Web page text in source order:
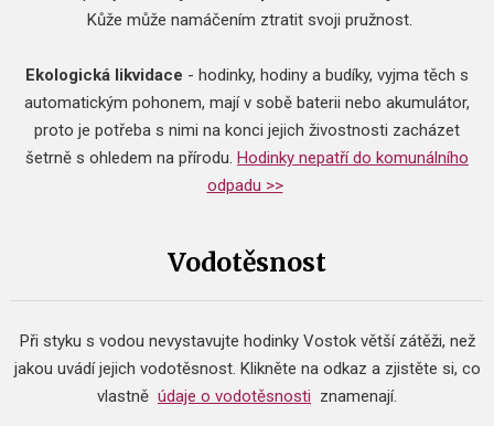
Kůže může namáčením ztratit svoji pružnost.
Ekologická likvidace - hodinky, hodiny a budíky, vyjma těch s
automatickým pohonem, mají v sobě baterii nebo akumulátor,
proto je potřeba s nimi na konci jejich živostnosti zacházet
šetrně s ohledem na přírodu. Hodinky nepatří do komunálního
odpadu >>
Vodotěsnost
Při styku s vodou nevystavujte hodinky Vostok větší zátěži, než
jakou uvádí jejich vodotěsnost. Klikněte na odkaz a zjistěte si, co
vlastně údaje o vodotěsnosti znamenají.